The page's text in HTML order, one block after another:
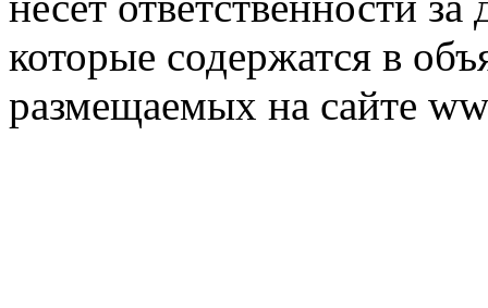
которые содержатся в
размещаемых на сайте